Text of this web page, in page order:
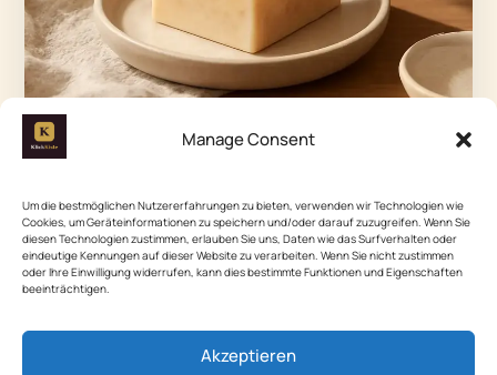
Manage Consent
Um die bestmöglichen Nutzererfahrungen zu bieten, verwenden wir Technologien wie
Cookies, um Geräteinformationen zu speichern und/oder darauf zuzugreifen. Wenn Sie
diesen Technologien zustimmen, erlauben Sie uns, Daten wie das Surfverhalten oder
eindeutige Kennungen auf dieser Website zu verarbeiten. Wenn Sie nicht zustimmen
oder Ihre Einwilligung widerrufen, kann dies bestimmte Funktionen und Eigenschaften
beeinträchtigen.
Akzeptieren
Gieße die Mischung vorsichtig in die